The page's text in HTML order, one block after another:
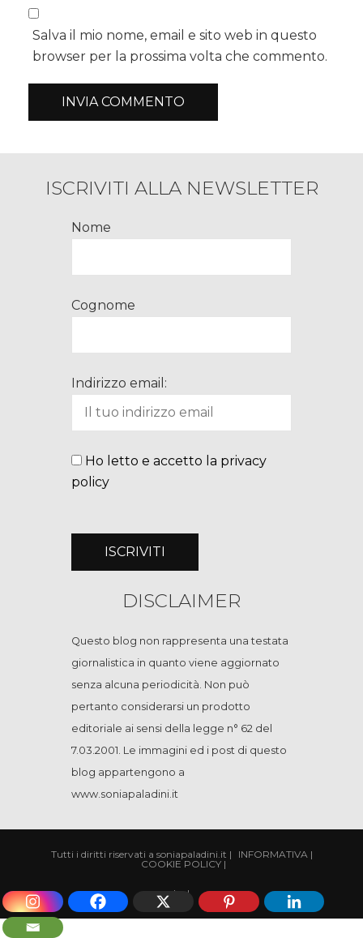
Salva il mio nome, email e sito web in questo
browser per la prossima volta che commento.
ISCRIVITI ALLA NEWSLETTER
Nome
Cognome
Indirizzo email:
Ho letto e accetto la privacy
policy
DISCLAIMER
Questo blog non rappresenta una testata
giornalistica in quanto viene aggiornato
senza alcuna periodicità. Non può
pertanto considerarsi un prodotto
editoriale ai sensi della legge n° 62 del
7.03.2001. Le immagini ed i post di questo
blog appartengono a
www.soniapaladini.it
Tutti i diritti riservati a soniapaladini.it | INFORMATIVA|
COOKIE POLICY |
|cp|